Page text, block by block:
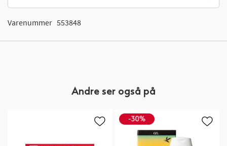
Varenummer 553848
Andre ser også på